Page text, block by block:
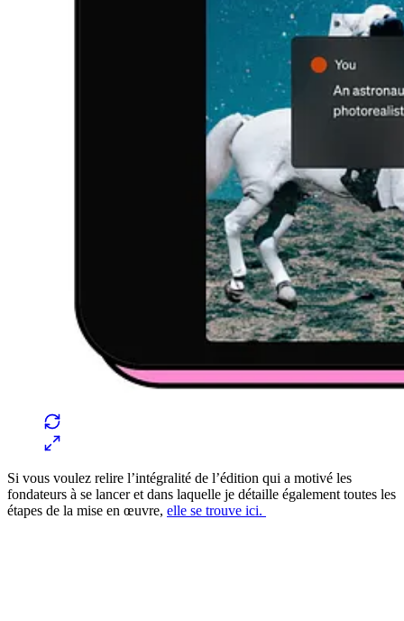
Si vous voulez relire l’intégralité de l’édition qui a motivé les
fondateurs à se lancer et dans laquelle je détaille également toutes les
étapes de la mise en œuvre, elle se trouve ici.